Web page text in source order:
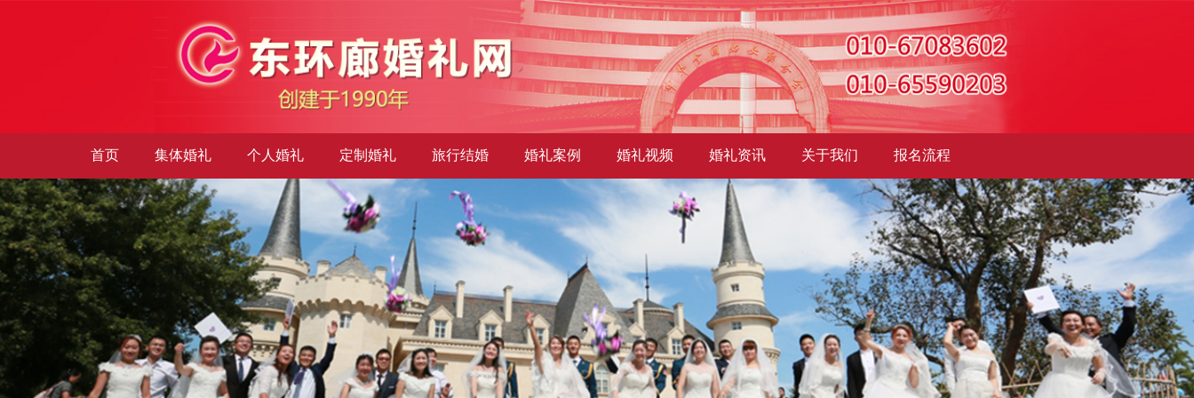
首页 集体婚礼 个人婚礼 定制婚礼 旅行结婚 婚礼案例 婚礼视频 婚礼资讯 关于我们 报名流程